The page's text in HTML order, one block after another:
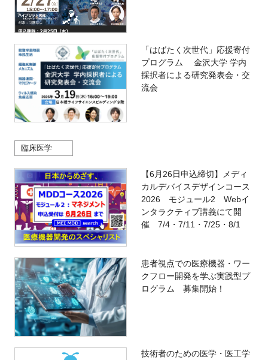
「はばたく次世代」応援寄付
プログラム 金沢大学 学内
採択者による研究発表会・交
流会
臨床医学
【6月26日申込締切】メディ
カルデバイスデザインコース
2026 モジュール2 Webイ
ンタラクティブ講義にて開
催 7/4・7/11・7/25・8/1
患者視点での医療機器・ワー
クフロー開発を学ぶ実践型プ
ログラム 募集開始！
技術者のための医学・医工学